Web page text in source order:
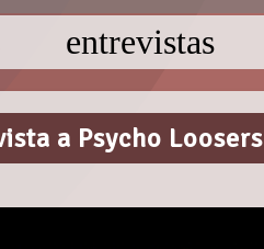
entrevistas
a Psycho Loosers